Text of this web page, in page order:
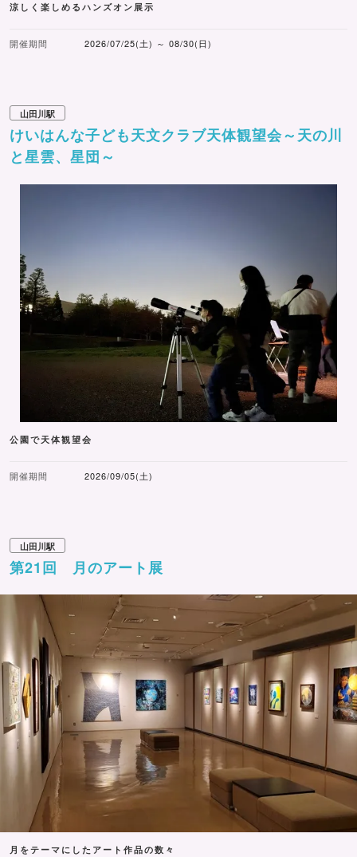
涼しく楽しめるハンズオン展示
開催期間 2026/07/25(土) ～ 08/30(日)
山田川駅
けいはんな子ども天文クラブ天体観望会～天の川
と星雲、星団～
公園で天体観望会
開催期間 2026/09/05(土)
山田川駅
第21回 月のアート展
月をテーマにしたアート作品の数々